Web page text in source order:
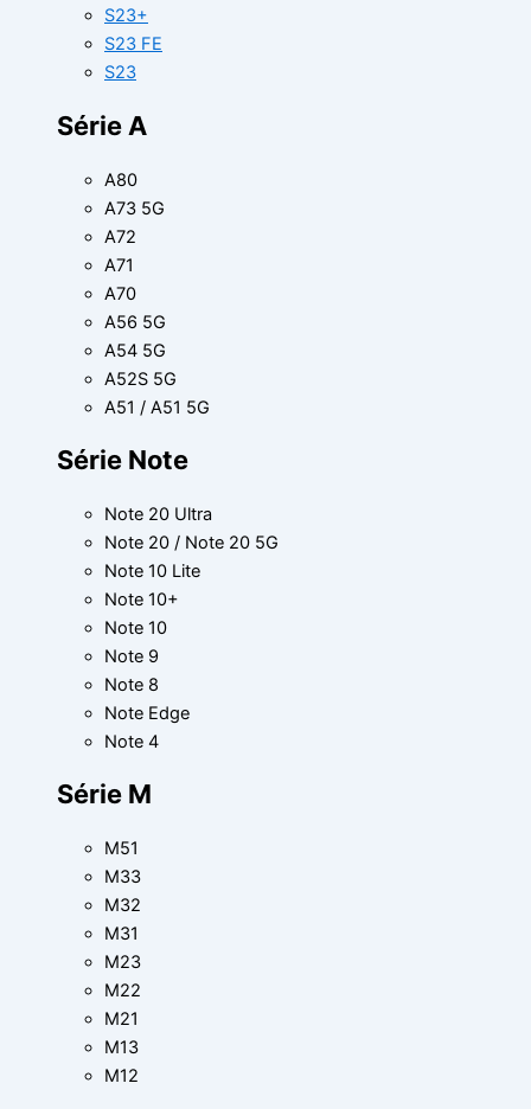
S23+
S23 FE
S23
Série A
A80
A73 5G
A72
A71
A70
A56 5G
A54 5G
A52S 5G
A51 / A51 5G
Série Note
Note 20 Ultra
Note 20 / Note 20 5G
Note 10 Lite
Note 10+
Note 10
Note 9
Note 8
Note Edge
Note 4
Série M
M51
M33
M32
M31
M23
M22
M21
M13
M12